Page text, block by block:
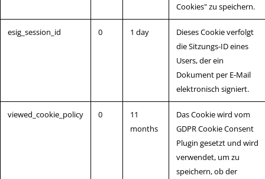
Cookies" zu speichern.
esig_session_id 0 1 day
Dieses Cookie verfolgt
die Sitzungs-ID eines
Users, der ein
Dokument per E-Mail
elektronisch signiert.
viewed_cookie_policy 0
11
months
Das Cookie wird vom
GDPR Cookie Consent
Plugin gesetzt und wird
verwendet, um zu
speichern, ob der